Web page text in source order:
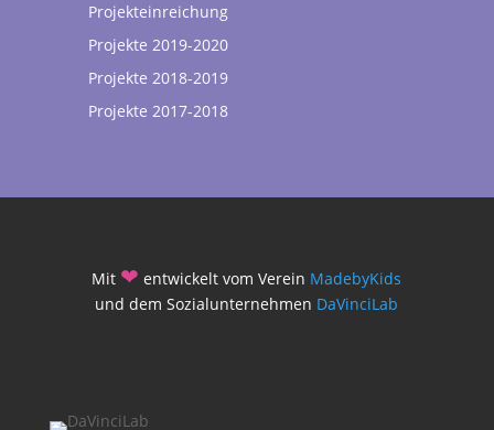
Projekteinreichung
Projekte 2019-2020
Projekte 2018-2019
Projekte 2017-2018
Mit ❤ entwickelt vom Verein MadebyKids
und dem Sozialunternehmen DaVinciLab